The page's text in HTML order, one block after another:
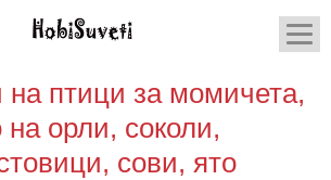
на птици за момичета,
на орли, соколи,
сови, ято